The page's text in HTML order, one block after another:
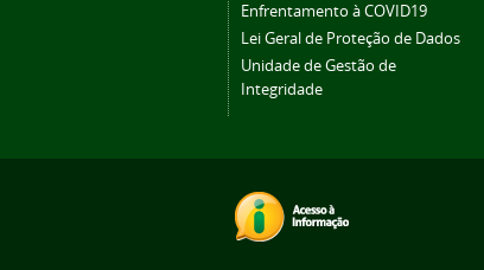
Enfrentamento à COVID19
Lei Geral de Proteção de Dados
Unidade de Gestão de
Integridade